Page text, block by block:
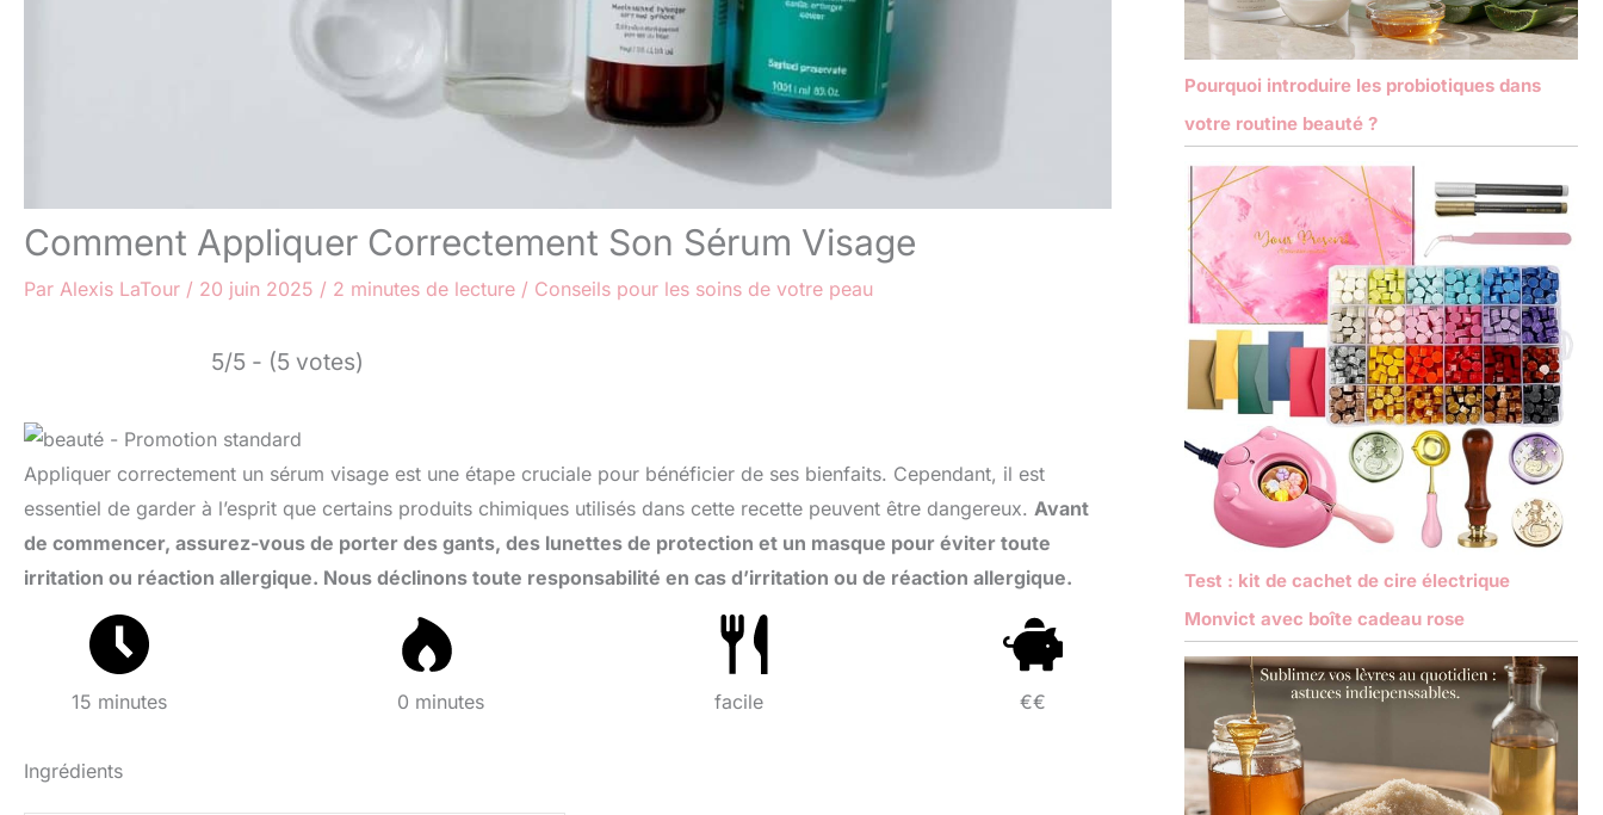
Comment Appliquer Correctement Son Sérum Visage
Par Alexis LaTour / 20 juin 2025 / 2 minutes de lecture / Conseils pour les soins de votre peau
5/5 - (5 votes)
Appliquer correctement un sérum visage est une étape cruciale pour bénéficier de ses bienfaits. Cependant, il est
essentiel de garder à l’esprit que certains produits chimiques utilisés dans cette recette peuvent être dangereux. Avant
de commencer, assurez-vous de porter des gants, des lunettes de protection et un masque pour éviter toute
irritation ou réaction allergique. Nous déclinons toute responsabilité en cas d’irritation ou de réaction allergique.
15 minutes 0 minutes facile €€
Ingrédients
Pourquoi introduire les probiotiques dans
votre routine beauté ?
Test : kit de cachet de cire électrique
Monvict avec boîte cadeau rose